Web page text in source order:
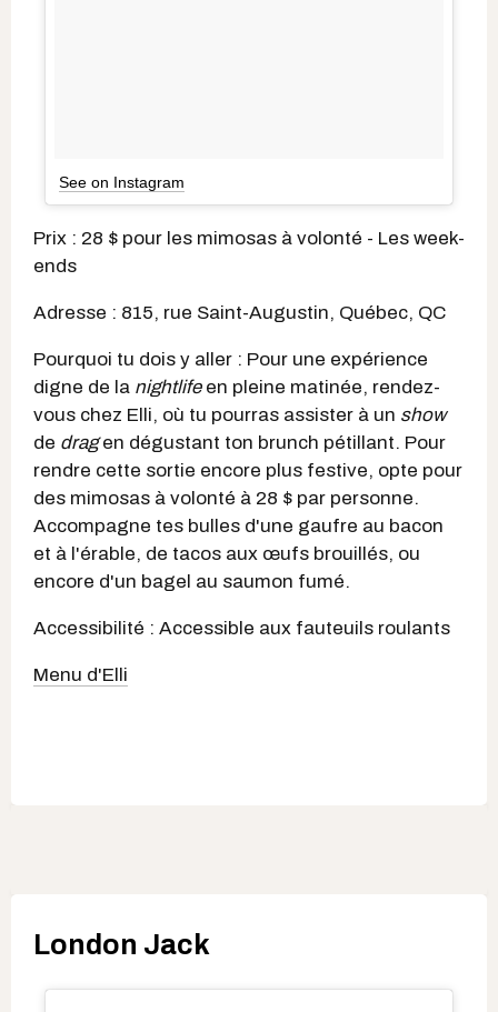
See on Instagram
Prix : 28 $ pour les mimosas à volonté - Les week-
ends
Adresse : 815, rue Saint-Augustin, Québec, QC
Pourquoi tu dois y aller : Pour une expérience
digne de la nightlifeen pleine matinée, rendez-
vous chez Elli, où tu pourras assister à un show
de dragen dégustant ton brunch pétillant. Pour
rendre cette sortie encore plus festive, opte pour
des mimosas à volonté à 28 $ par personne.
Accompagne tes bulles d'une gaufre au bacon
et à l'érable, de tacos aux œufs brouillés, ou
encore d'un bagel au saumon fumé.
Accessibilité : Accessible aux fauteuils roulants
Menu d'Elli
London Jack